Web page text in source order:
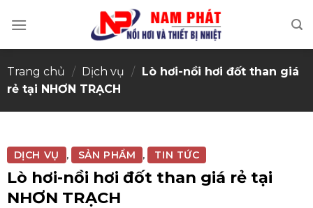
Trang chủ / Dịch vụ / Lò hơi-nồi hơi đốt than giá
rẻ tại NHƠN TRẠCH
DỊCH VỤ , SẢN PHẨM , TIN TỨC
Lò hơi-nồi hơi đốt than giá rẻ tại
NHƠN TRẠCH